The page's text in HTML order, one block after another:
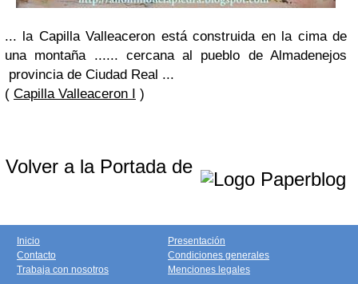
... la Capilla Valleaceron está construida en la cima de
una montaña ...... cercana al pueblo de Almadenejos
provincia de Ciudad Real ...
( Capilla Valleaceron I )
Volver a la Portada de
Inicio
Contacto
Trabaja con nosotros
Presentación
Condiciones generales
Menciones legales